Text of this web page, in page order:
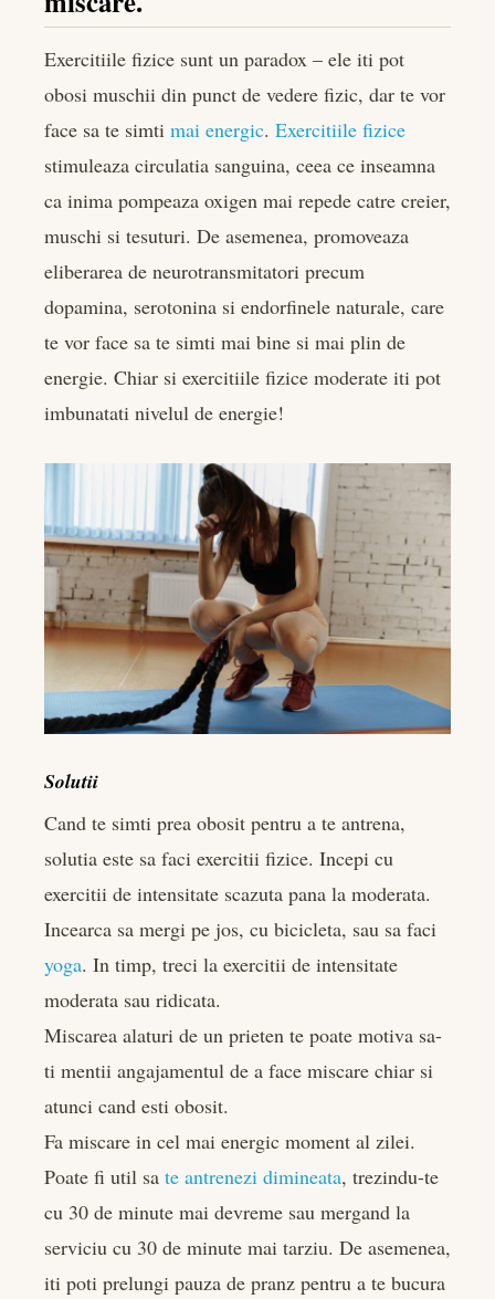
Exercitiile fizice sunt un paradox – ele iti pot
obosi muschii din punct de vedere fizic, dar te vor
face sa te simti mai energic. Exercitiile fizice
stimuleaza circulatia sanguina, ceea ce inseamna
ca inima pompeaza oxigen mai repede catre creier,
muschi si tesuturi. De asemenea, promoveaza
eliberarea de neurotransmitatori precum
dopamina, serotonina si endorfinele naturale, care
te vor face sa te simti mai bine si mai plin de
energie. Chiar si exercitiile fizice moderate iti pot
imbunatati nivelul de energie!
Solutii
Cand te simti prea obosit pentru a te antrena,
solutia este sa faci exercitii fizice. Incepi cu
exercitii de intensitate scazuta pana la moderata.
Incearca sa mergi pe jos, cu bicicleta, sau sa faci
yoga. In timp, treci la exercitii de intensitate
moderata sau ridicata.
Miscarea alaturi de un prieten te poate motiva sa-
ti mentii angajamentul de a face miscare chiar si
atunci cand esti obosit.
Fa miscare in cel mai energic moment al zilei.
Poate fi util sa te antrenezi dimineata, trezindu-te
cu 30 de minute mai devreme sau mergand la
serviciu cu 30 de minute mai tarziu. De asemenea,
iti poti prelungi pauza de pranz pentru a te bucura